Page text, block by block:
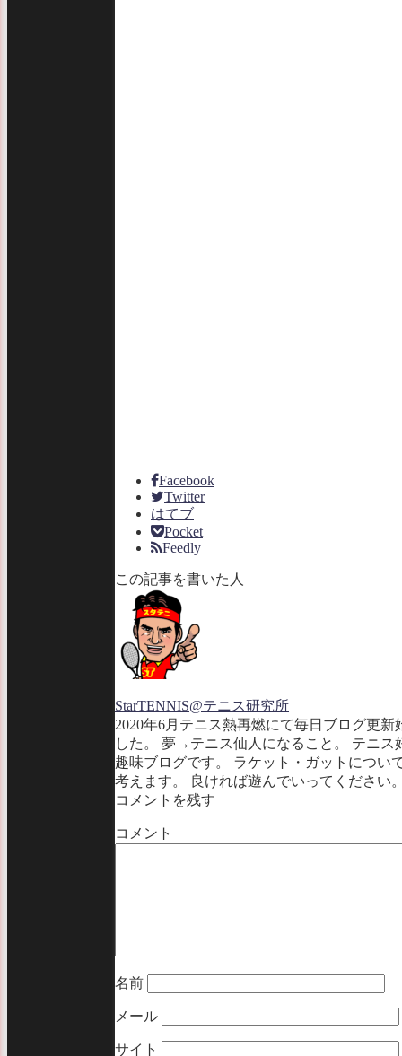
Facebook
Twitter
はてブ
Pocket
Feedly
この記事を書いた人
StarTENNIS@テニス研究所
2020年6月テニス熱再燃にて毎日ブログ更新
した。 夢→テニス仙人になること。 テニス
趣味ブログです。 ラケット・ガットについ
考えます。 良ければ遊んでいってください
コメントを残す
コメント
名前
メール
サイト